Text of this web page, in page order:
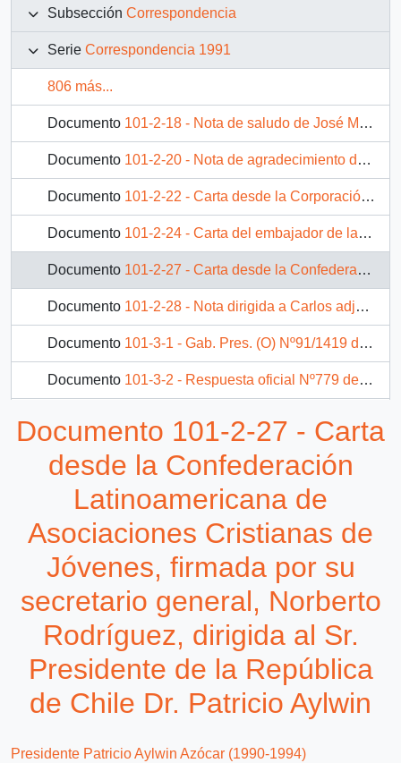
Subsección Correspondencia
Serie Correspondencia 1991
806 más...
Documento 101-2-18 - Nota de saludo de José Miguel Ortiz Novoa, Diputado de la República del Distrito 44, Concepción, Chiguayante y San Pedro, dirigida al Presidente de la República, Excmo. Don Patricio Aylwin Azócar
Documento 101-2-20 - Nota de agradecimiento de Luis A. Orlandini Molina, dirigida a S.E. El Presidente de la República, don Patricio Aylwin Azócar
Documento 101-2-22 - Carta desde la Corporación Cultural del Bío Bío, de su Presidente, Augusto Ibarra Muñoz, y su Director Ejecutivo, Juan Félix Burotto Pinto, dirigida al Exmo. Sr. Presidente de la República, Don Patricio Aylwin Azúcar
Documento 101-2-24 - Carta del embajador de la República Federal de Alemania, Dr. Wiegand Pabsch, dirigida a Su Excelencia Don Patricio Aylwin Azócar, Presidente de la República
Documento 101-2-27 - Carta desde la Confederación Latinoamericana de Asociaciones Cristianas de Jóvenes, firmada por su secretario general, Norberto Rodríguez, dirigida al Sr. Presidente de la República de Chile Dr. Patricio Aylwin
Documento 101-2-28 - Nota dirigida a Carlos adjuntando la carta de Pablo Rodríguez Beltrán al Presidente Aylwin y los antecedentes de su caso
Documento 101-3-1 - Gab. Pres. (O) Nº91/1419 del Sr. Carlos Bascuñán Edwards, Jefe de Gabinete Presidencial, a sr. Raúl Urzúa Marambio, Director Empresa Portuaria de Chile EMPORCHI
Documento 101-3-2 - Respuesta oficial Nº779 del Departamento de Relaciones Industriales (Subdepto. Relaciones Laborales) de EMPORCHI, Valparaíso, dirigida a Pablo Rodríguez Beltrán
76 más...
Documento 101-2-27 - Carta
desde la Confederación
Latinoamericana de
Asociaciones Cristianas de
Jóvenes, firmada por su
secretario general, Norberto
Rodríguez, dirigida al Sr.
Presidente de la República
de Chile Dr. Patricio Aylwin
Presidente Patricio Aylwin Azócar (1990-1994)